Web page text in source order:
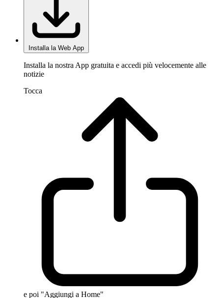
Installa la Web App
Installa la nostra App gratuita e accedi più velocemente alle
notizie
Tocca
e poi "Aggiungi a Home"